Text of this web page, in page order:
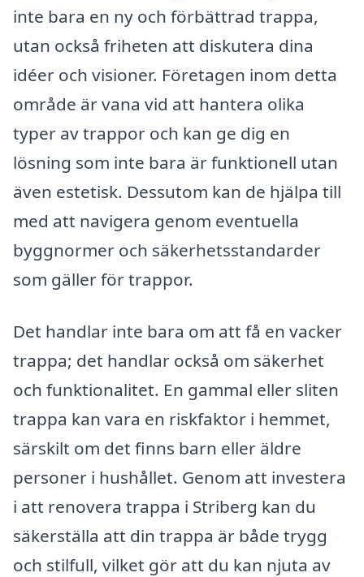
inte bara en ny och förbättrad trappa,
utan också friheten att diskutera dina
idéer och visioner. Företagen inom detta
område är vana vid att hantera olika
typer av trappor och kan ge dig en
lösning som inte bara är funktionell utan
även estetisk. Dessutom kan de hjälpa till
med att navigera genom eventuella
byggnormer och säkerhetsstandarder
som gäller för trappor.
Det handlar inte bara om att få en vacker
trappa; det handlar också om säkerhet
och funktionalitet. En gammal eller sliten
trappa kan vara en riskfaktor i hemmet,
särskilt om det finns barn eller äldre
personer i hushållet. Genom att investera
i att renovera trappa i Striberg kan du
säkerställa att din trappa är både trygg
och stilfull, vilket gör att du kan njuta av